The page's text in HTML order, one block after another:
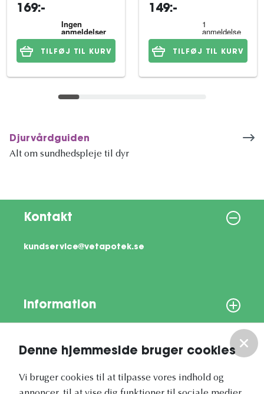
Denne hjemmeside bruger cookies
Vi bruger cookies til at tilpasse vores indhold og
169:-
TILFØJ TIL KURV
149:-
TILFØJ TIL KURV
Djurvårdguiden
Alt om sundhedspleje til dyr
Kontakt
kundservice@vetapotek.se
Information
Vores nyhedsbrev